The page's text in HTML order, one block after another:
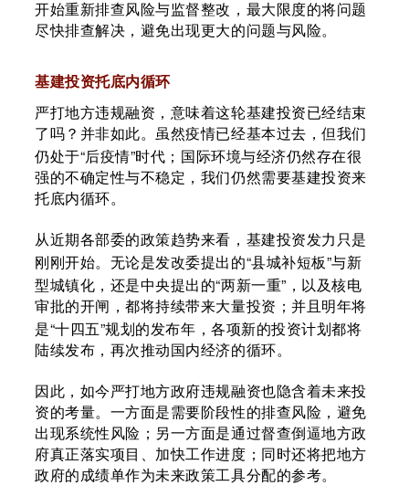
开始重新排查风险与监督整改，最大限度的将问题
尽快排查解决，避免出现更大的问题与风险。
基建投资托底内循环
严打地方违规融资，意味着这轮基建投资已经结束
了吗？并非如此。虽然疫情已经基本过去，但我们
仍处于“后疫情”时代；国际环境与经济仍然存在很
强的不确定性与不稳定，我们仍然需要基建投资来
托底内循环。
从近期各部委的政策趋势来看，基建投资发力只是
刚刚开始。无论是发改委提出的“县城补短板”与新
型城镇化，还是中央提出的“两新一重” ，以及核电
审批的开闸，都将持续带来大量投资；并且明年将
是“十四五”规划的发布年，各项新的投资计划都将
陆续发布，再次推动国内经济的循环。
因此，如今严打地方政府违规融资也隐含着未来投
资的考量。一方面是需要阶段性的排查风险，避免
出现系统性风险；另一方面是通过督查倒逼地方政
府真正落实项目、加快工作进度；同时还将把地方
政府的成绩单作为未来政策工具分配的参考。